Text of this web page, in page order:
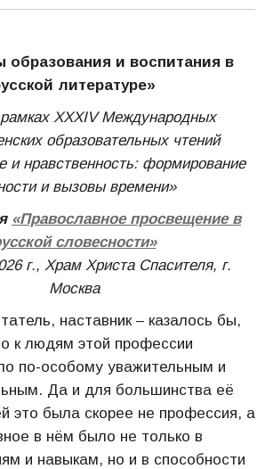
и воспитания в
литературе»
XXХIV Международных
образовательных чтений
и нравственность: формирование
и вызовы времени»
«Православное просвещение в
словесности»
г., Храм Христа Спасителя, г.
Москва
наставник – казалось бы,
к людям этой профессии
по-особому уважительным и
Да и для большинства её
это была скорее не профессия, а
в нём было не только в
и навыкам, но и в способности